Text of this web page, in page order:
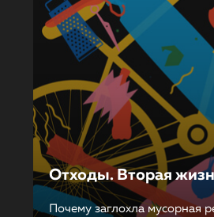
Отходы. Вторая
Почему заглохла мусорная